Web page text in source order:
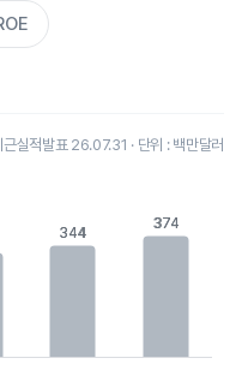
근실적발표 26.07.31 · 단위 : 백만달러
categories.
values. Data ranges from
344
344
374
374